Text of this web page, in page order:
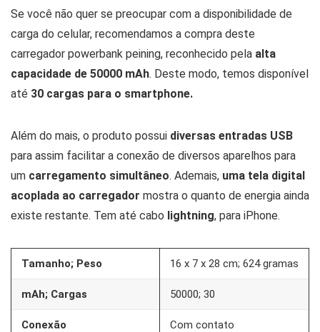
Se você não quer se preocupar com a disponibilidade de
carga do celular, recomendamos a compra deste
carregador powerbank peining, reconhecido pela alta
capacidade de 50000 mAh. Deste modo, temos disponível
até 30 cargas para o smartphone.
Além do mais, o produto possui diversas entradas USB
para assim facilitar a conexão de diversos aparelhos para
um carregamento simultâneo. Ademais, uma tela digital
acoplada ao carregador mostra o quanto de energia ainda
existe restante. Tem até cabo lightning, para iPhone.
Tamanho; Peso 16 x 7 x 28 cm; 624 gramas
mAh; Cargas 50000; 30
Conexão Com contato